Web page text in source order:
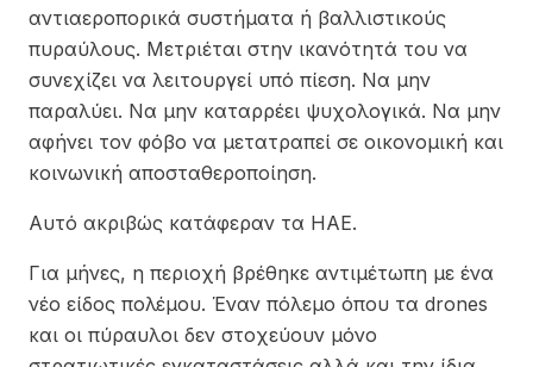
αντιαεροπορικά συστήματα ή βαλλιστικούς
πυραύλους. Μετριέται στην ικανότητά του να
συνεχίζει να λειτουργεί υπό πίεση. Να μην
παραλύει. Να μην καταρρέει ψυχολογικά. Να μην
αφήνει τον φόβο να μετατραπεί σε οικονομική και
κοινωνική αποσταθεροποίηση.
Αυτό ακριβώς κατάφεραν τα ΗΑΕ.
Για μήνες, η περιοχή βρέθηκε αντιμέτωπη με ένα
νέο είδος πολέμου. Έναν πόλεμο όπου τα drones
και οι πύραυλοι δεν στοχεύουν μόνο